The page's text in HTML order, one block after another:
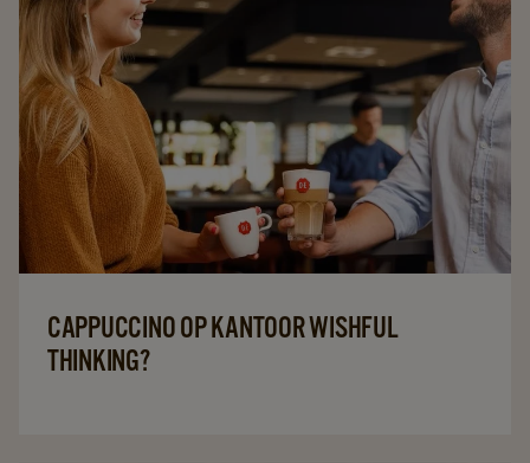
CAPPUCCINO OP KANTOOR WISHFUL
THINKING?